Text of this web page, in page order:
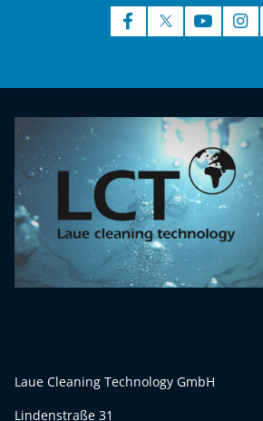
Laue Cleaning Technology GmbH
Lindenstraße 31